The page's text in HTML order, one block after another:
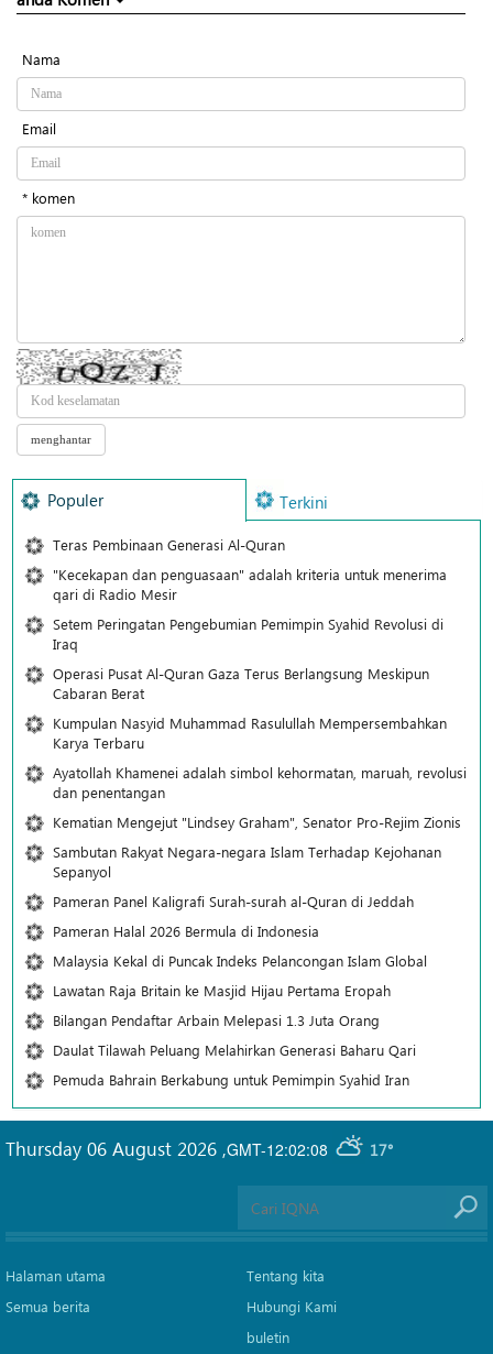
Nama
Email
* komen
Populer Terkini
Teras Pembinaan Generasi Al-Quran
"Kecekapan dan penguasaan" adalah kriteria untuk menerima
qari di Radio Mesir
Setem Peringatan Pengebumian Pemimpin Syahid Revolusi di
Iraq
Operasi Pusat Al-Quran Gaza Terus Berlangsung Meskipun
Cabaran Berat
Kumpulan Nasyid Muhammad Rasulullah Mempersembahkan
Karya Terbaru
Ayatollah Khamenei adalah simbol kehormatan, maruah, revolusi
dan penentangan
Kematian Mengejut "Lindsey Graham", Senator Pro-Rejim Zionis
Sambutan Rakyat Negara-negara Islam Terhadap Kejohanan
Sepanyol
Pameran Panel Kaligrafi Surah-surah al-Quran di Jeddah
Pameran Halal 2026 Bermula di Indonesia
Malaysia Kekal di Puncak Indeks Pelancongan Islam Global
Lawatan Raja Britain ke Masjid Hijau Pertama Eropah
Bilangan Pendaftar Arbain Melepasi 1.3 Juta Orang
Daulat Tilawah Peluang Melahirkan Generasi Baharu Qari
Pemuda Bahrain Berkabung untuk Pemimpin Syahid Iran
GMT-12:02:08 17°
Thursday 06 August 2026 ,
Halaman utama
Semua berita
Tentang kita
Hubungi Kami
buletin